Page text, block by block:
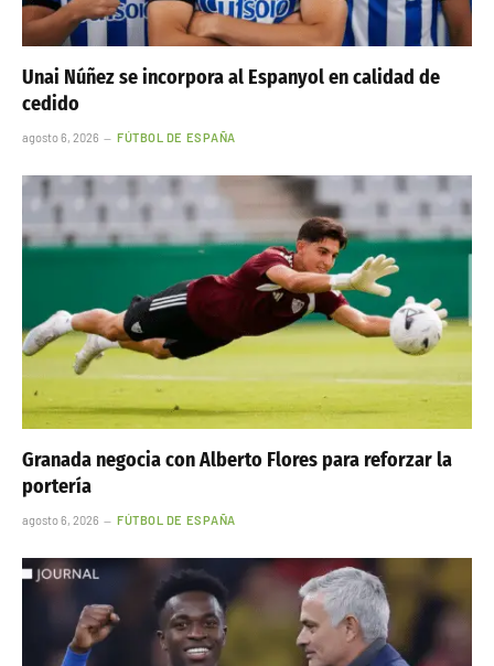
Unai Núñez se incorpora al Espanyol en calidad de
cedido
agosto 6, 2026 FÚTBOL DE ESPAÑA
Granada negocia con Alberto Flores para reforzar la
portería
agosto 6, 2026 FÚTBOL DE ESPAÑA